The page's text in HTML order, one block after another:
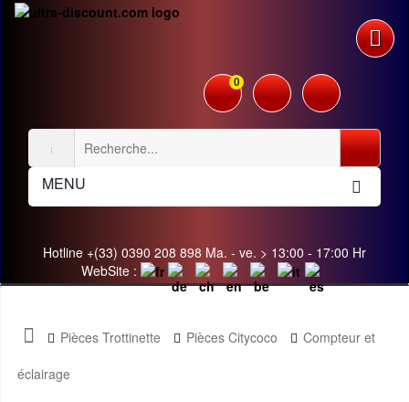
0
MENU
Hotline +(33) 0390 208 898 Ma. - ve. > 13:00 - 17:00 Hr
WebSite :
Pièces Trottinette Pièces Citycoco
Compteur et
éclairage